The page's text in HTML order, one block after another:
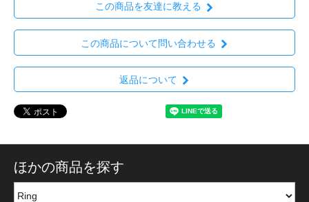
この商品を友達に教える
この商品について問い合わせる
返品について
ほかの商品を探す